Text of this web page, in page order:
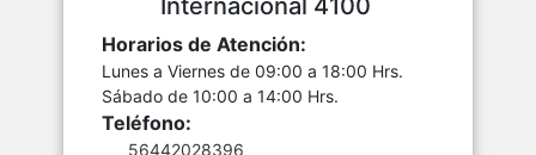
Internacional 4100
Horarios de Atención:
Lunes a Viernes de 09:00 a 18:00 Hrs.
Sábado de 10:00 a 14:00 Hrs.
Teléfono:
56442028396